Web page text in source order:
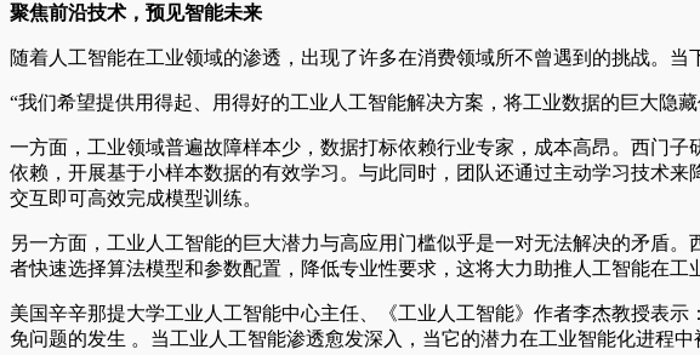
聚焦前沿技术，预见智能未来
随着人工智能在工业领域的渗透，出现了许多在消费领域所不曾遇到的挑战。
“我们希望提供用得起、用得好的工业人工智能解决方案，将工业数据的巨大隐
一方面，工业领域普遍故障样本少，数据打标依赖行业专家，成本高昂。西门
依赖，开展基于小样本数据的有效学习。与此同时，团队还通过主动学习技术
交互即可高效完成模型训练。
另一方面，工业人工智能的巨大潜力与高应用门槛似乎是一对无法解决的矛盾
者快速选择算法模型和参数配置，降低专业性要求，这将大力助推人工智能在工
美国辛辛那提大学工业人工智能中心主任、《工业人工智能》作者李杰教授表
免问题的发生 。当工业人工智能渗透愈发深入，当它的潜力在工业智能化进程中